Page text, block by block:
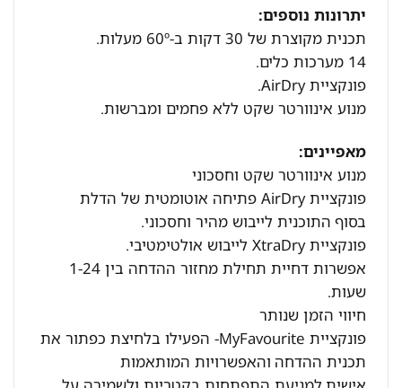
יתרונות נוספים:
תכנית מקוצרת של 30 דקות ב-60º מעלות.
14 מערכות כלים.
פונקציית AirDry.
מנוע אינוורטר שקט ללא פחמים ומברשות.
מאפיינים:
מנוע אינוורטר שקט וחסכוני
פונקציית AirDry פתיחה אוטומטית של הדלת
בסוף התוכנית לייבוש מהיר וחסכוני.
פונקציית XtraDry לייבוש אולטימטיבי.
אפשרות דחיית תחילת מחזור ההדחה בין 1-24
שעות.
חיווי הזמן שנותר
פונקציית MyFavourite- הפעילו בלחיצת כפתור את
תכנית ההדחה והאפשרויות המותאמות